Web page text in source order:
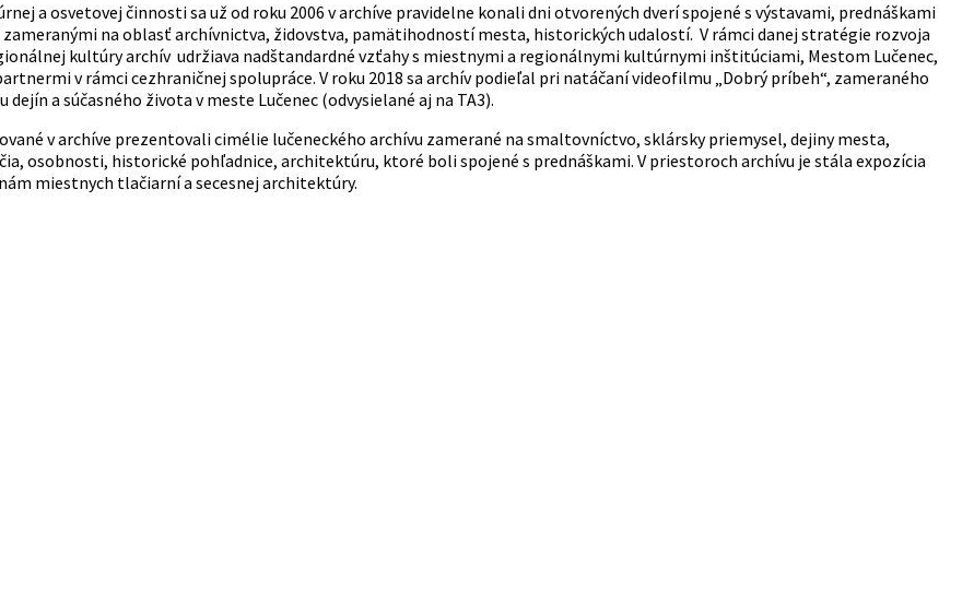
a osvetovej činnosti sa už od roku 2006 v archíve pravidelne konali dni otvorených dverí spojené s výstavami, prednáškami
na oblasť archívnictva, židovstva, pamätihodností mesta, historických udalostí. V rámci danej stratégie rozvoja
kultúry archív udržiava nadštandardné vzťahy s miestnymi a regionálnymi kultúrnymi inštitúciami, Mestom Lučenec,
v rámci cezhraničnej spolupráce. V roku 2018 sa archív podieľal pri natáčaní videofilmu „Dobrý príbeh“, zameraného
dejín a súčasného života v meste Lučenec (odvysielané aj na TA3).
v archíve prezentovali cimélie lučeneckého archívu zamerané na smaltovníctvo, sklársky priemysel, dejiny mesta,
osobnosti, historické pohľadnice, architektúru, ktoré boli spojené s prednáškami. V priestoroch archívu je stála expozícia
miestnych tlačiarní a secesnej architektúry.